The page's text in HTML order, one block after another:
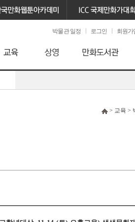
박물관 일정 로그인 회원가
> 교육 >